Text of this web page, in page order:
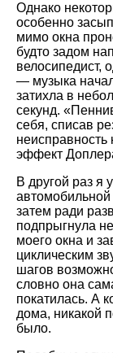
Однако
особенно
мимо окна
будто задом
велосипедист,
— музыка
затихла в
секунд.
себя, списав
эффект
В другой раз я
автомобильной
затем ради
подпрыгнула
моего окна и
циклическим
шагов
словно она
покатилась. А
дома, никакой
было.